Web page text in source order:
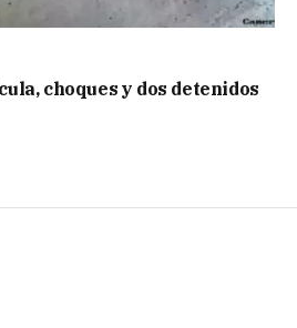
choques y dos detenidos